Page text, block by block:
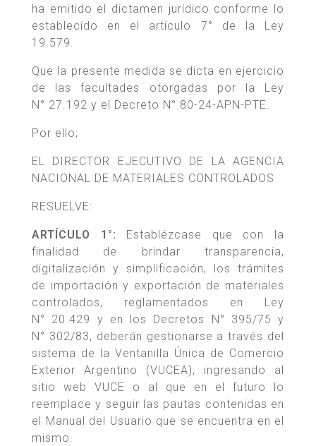
ha emitido el dictamen jurídico conforme lo
establecido en el artículo 7° de la Ley
19.579.
Que la presente medida se dicta en ejercicio
de las facultades otorgadas por la Ley
N° 27.192 y el Decreto N° 80-24-APN-PTE.
Por ello;
EL DIRECTOR EJECUTIVO DE LA AGENCIA
NACIONAL DE MATERIALES CONTROLADOS
RESUELVE:
ARTÍCULO 1°: Establézcase que con la
finalidad de brindar transparencia,
digitalización y simplificación, los trámites
de importación y exportación de materiales
controlados, reglamentados en Ley
N° 20.429 y en los Decretos N° 395/75 y
N° 302/83, deberán gestionarse a través del
sistema de la Ventanilla Única de Comercio
Exterior Argentino (VUCEA), ingresando al
sitio web VUCE o al que en el futuro lo
reemplace y seguir las pautas contenidas en
el Manual del Usuario que se encuentra en el
mismo.